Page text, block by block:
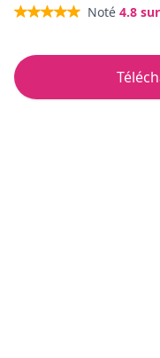
Noté 4.8